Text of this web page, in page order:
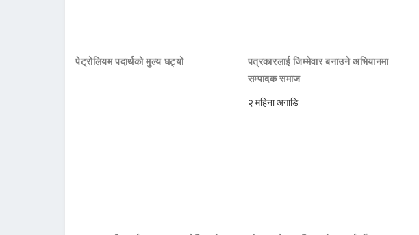
पेट्रोलियम पदार्थको मुल्य घट्यो
पत्रकारलाई जिम्मेवार बनाउने अभियानमा
सम्पादक समाज
२ महिना अगाडि